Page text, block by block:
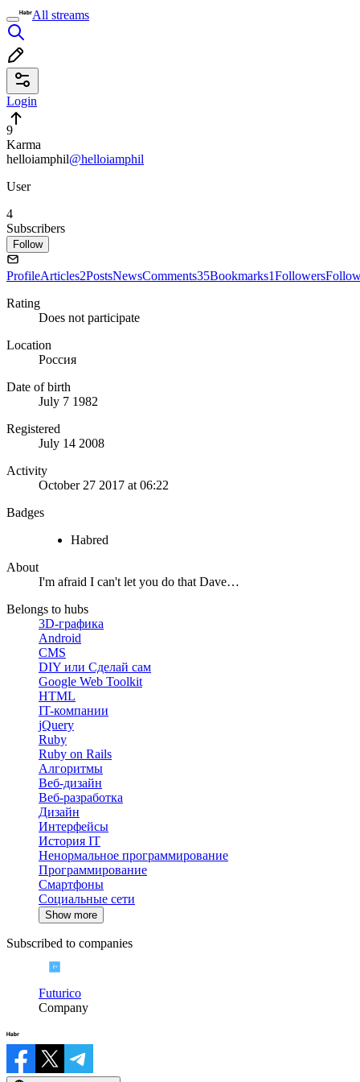
All streams
Login
9
Karma
helloiamphil@helloiamphil
User
4
Subscribers
Follow
ProfileArticles2PostsNewsComments35Bookmarks1Followers
Rating
Does not participate
Location
Россия
Date of birth
July 7 1982
Registered
July 14 2008
Activity
October 27 2017 at 06:22
Badges
Habred
About
I'm afraid I can't let you do that Dave…
Belongs to hubs
3D-графика
Android
CMS
DIY или Сделай сам
Google Web Toolkit
HTML
IT-компании
jQuery
Ruby
Ruby on Rails
Алгоритмы
Веб-дизайн
Веб-разработка
Дизайн
Интерфейсы
История IT
Ненормальное программирование
Программирование
Смартфоны
Социальные сети
Show more
Subscribed to companies
Futurico
Company